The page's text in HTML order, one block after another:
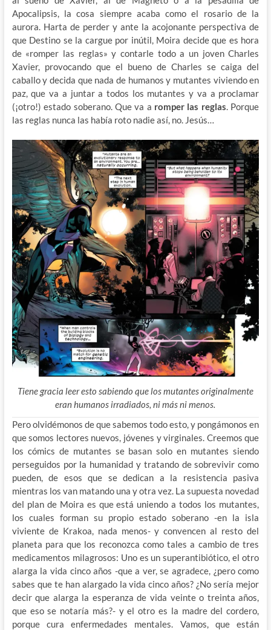
Apocalipsis, la cosa siempre acaba como el rosario de la
aurora. Harta de perder y ante la acojonante perspectiva de
que Destino se la cargue por inútil, Moira decide que es hora
de «romper las reglas» y contarle todo a un joven Charles
Xavier, provocando que el bueno de Charles se caiga del
caballo y decida que nada de humanos y mutantes viviendo en
paz, que va a juntar a todos los mutantes y va a proclamar
(¡otro!) estado soberano. Que va a romper las reglas. Porque
las reglas nunca las había roto nadie así, no. Jesús…
Tiene gracia leer esto sabiendo que los mutantes originalmente
eran humanos irradiados, ni más ni menos.
Pero olvidémonos de que sabemos todo esto, y pongámonos en
que somos lectores nuevos, jóvenes y virginales. Creemos que
los cómics de mutantes se basan solo en mutantes siendo
perseguidos por la humanidad y tratando de sobrevivir como
pueden, de esos que se dedican a la resistencia pasiva
mientras los van matando una y otra vez. La supuesta novedad
del plan de Moira es que está uniendo a todos los mutantes,
los cuales forman su propio estado soberano -en la isla
viviente de Krakoa, nada menos- y convencen al resto del
planeta para que los reconozca como tales a cambio de tres
medicamentos milagrosos: Uno es un superantibiótico, el otro
alarga la vida cinco años -que a ver, se agradece, ¿pero como
sabes que te han alargado la vida cinco años? ¿No sería mejor
decir que alarga la esperanza de vida veinte o treinta años,
que eso se notaría más?- y el otro es la madre del cordero,
porque cura enfermedades mentales. Vamos, que están